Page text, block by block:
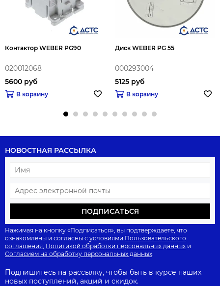
Контактор WEBER PG90
020012068
5600 руб
В корзину
Диск WEBER PG 55
000293004
5125 руб
В корзину
НОВОСТНАЯ РАССЫЛКА
ПОДПИСАТЬСЯ
Нажимая на кнопку «Подписаться», вы подтверждаете, что
ознакомлены и согласны с условиями Пользовательского
соглашения Политикой обработки персональных данных и
Согласием на обработку персональных данных
Подпишитесь на рассылку, чтобы быть в курсе наших
новых поступлений, акций и скидок.